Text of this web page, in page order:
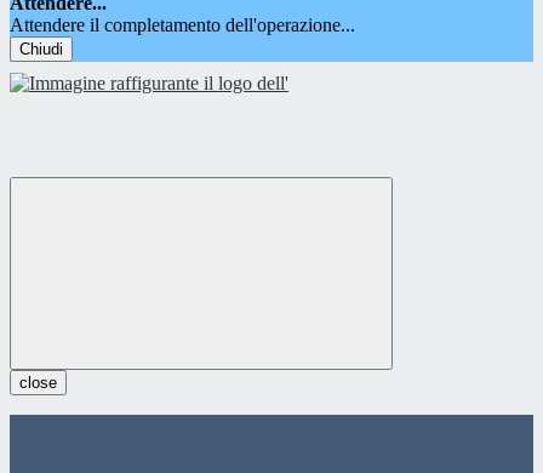
Attendere il completamento dell'operazione...
Chiudi
close